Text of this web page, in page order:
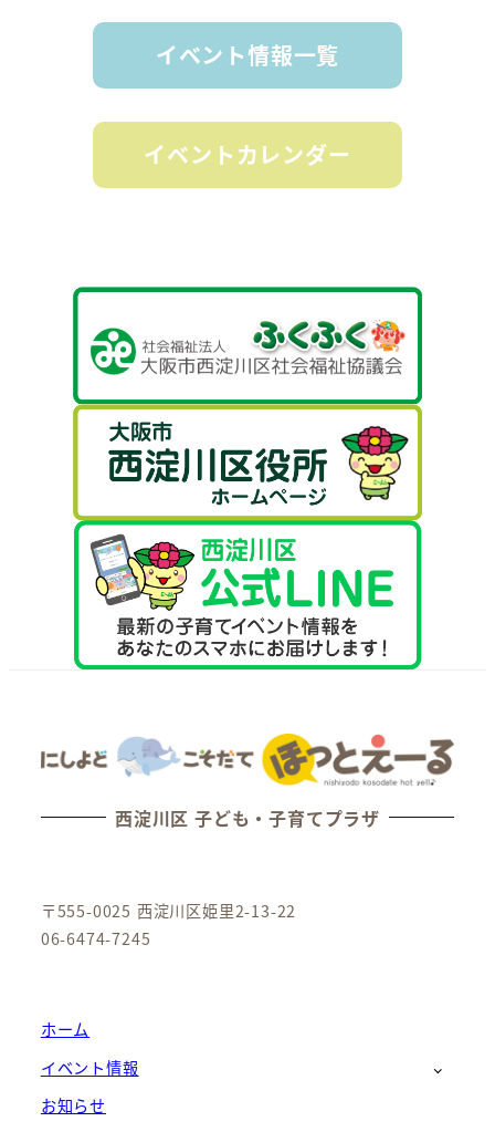
イベント情報一覧
イベントカレンダー
西淀川区 子ども・子育てプラザ
〒555-0025 西淀川区姫里2-13-22
06-6474-7245
ホーム
イベント情報
お知らせ